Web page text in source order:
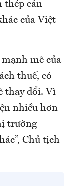
thép cán
của Việt
mẽ của
thuế, có
thay đổi. Vì
nhiều hơn
trường
Chủ tịch